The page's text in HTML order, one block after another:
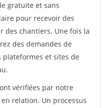
gratuite et sans
pour recevoir des
des chantiers. Une fois la
des demandes de
et sites de
vérifiées par notre
relation. Un processus